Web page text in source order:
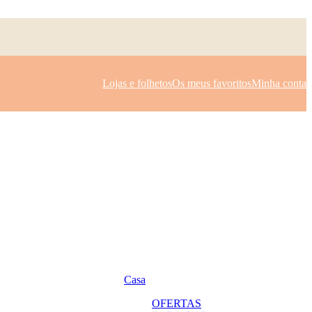
Lojas e folhetosOs meus favoritosMinha conta
Casa
OFERTAS